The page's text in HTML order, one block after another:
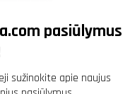
pasiūlymus
sužinokite apie naujus